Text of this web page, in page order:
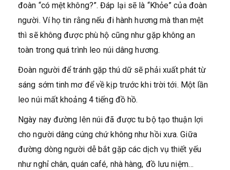
đoàn “có mệt không?”. Đáp lại sẽ là “Khỏe” của đoàn
người. Ví họ tin rằng nếu đi hành hương mà than mệt
thì sẽ không được phù hộ cũng như gặp không an
toàn trong quá trình leo núi dâng hương.
Đoàn người để tránh gặp thú dữ sẽ phải xuất phát từ
sáng sớm tinh mơ để về kịp trước khi trời tới. Một lần
leo núi mất khoảng 4 tiếng đồ hồ.
Ngày nay đường lên núi đã được tu bộ tạo thuận lợi
cho người dâng cúng chứ không như hồi xưa. Giữa
đường dòng người dễ bắt gặp các dịch vụ thiết yếu
như nghỉ chân, quán café, nhà hàng, đồ lưu niệm…